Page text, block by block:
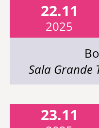
22.11
2025
Sala Grande
23.11